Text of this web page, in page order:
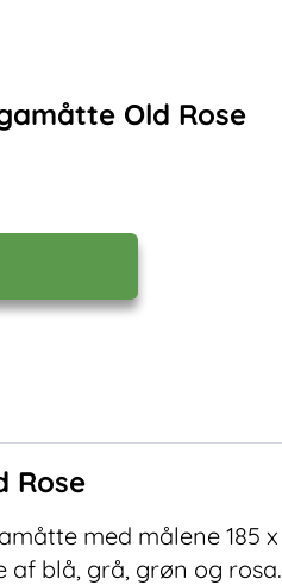
Old Rose
Rose
med målene 185 x
af blå, grå, grøn og rosa.